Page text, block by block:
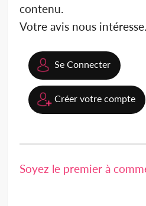
contenu.
Votre avis nous intéresse.
Se Connecter
Créer votre compte
Soyez le premier à